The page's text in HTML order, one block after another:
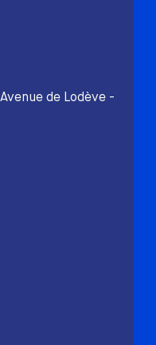
de Lodève -